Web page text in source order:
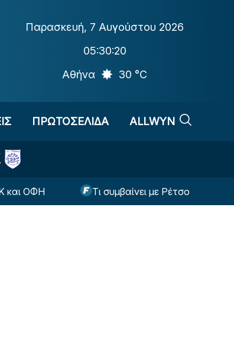
Παρασκευή, 7 Αυγούστου 2026
05:30:20
Αθήνα
30 °C
ΠΡΩΤΟΣΕΛΙΔΑ ALLWYN
Τι συμβαίνει με Ρέτσο και Έσε